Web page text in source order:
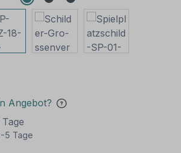
Angebot?
5 Tage